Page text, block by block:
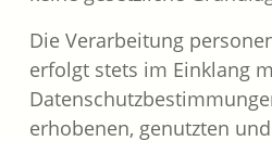
Die Verarbeitung
erfolgt stets im Einklang
erhobenen, genutzten